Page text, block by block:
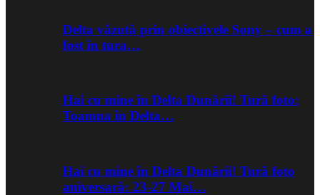
Delta văzută prin obiectivele Sony – cum a
fost în tura…
Hai cu mine în Delta Dunării! Tură foto:
Toamna în Delta…
Hai cu mine în Delta Dunării! Tură foto
aniversară: 23-27 Mai…